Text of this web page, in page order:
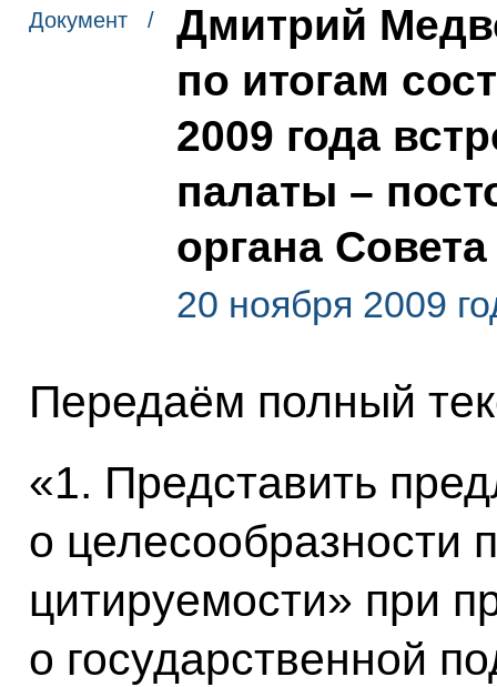
Документ /
Дмитрий
по итогам
2009 года
палаты –
органа
20 ноября 2009
Передаём полный
«1. Представить
о целесообразности
цитируемости» при
о государственной